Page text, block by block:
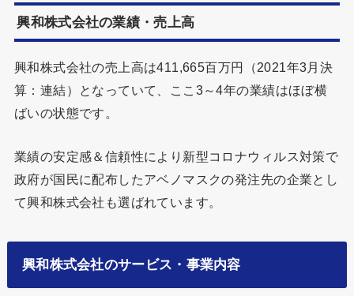
興和株式会社の業績・売上高
興和株式会社の売上高は411,665百万円（2021年3月決
算：連結）となっていて、ここ3～4年の業績はほぼ横
ばいの状態です。
業績の安定感＆信頼性により新型コロナウィルス対策で
政府が国民に配布したアベノマスクの発注先の企業とし
て興和株式会社も選ばれています。
興和株式会社のサービス・事業内容